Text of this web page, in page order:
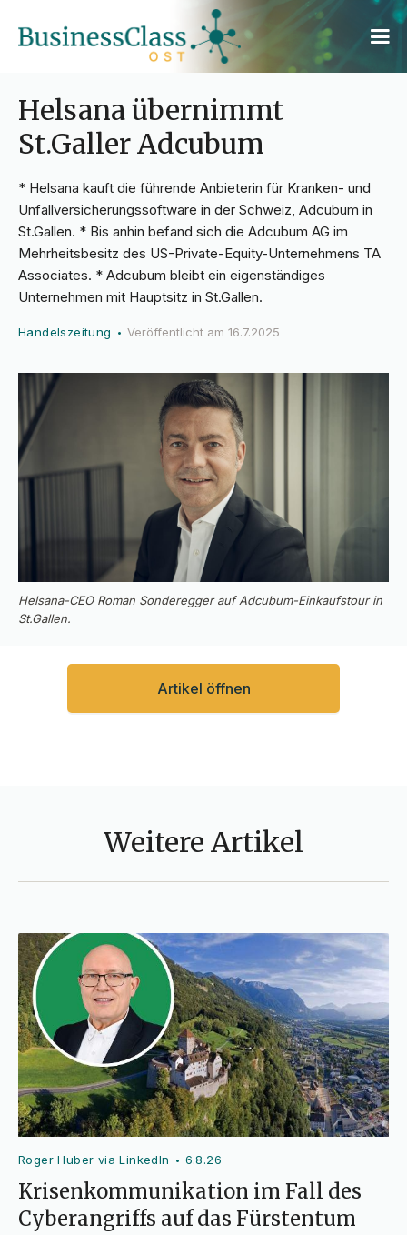
Helsana übernimmt
St.Galler Adcubum
* Helsana kauft die führende Anbieterin für Kranken- und
Unfallversicherungssoftware in der Schweiz, Adcubum in
St.Gallen. * Bis anhin befand sich die Adcubum AG im
Mehrheitsbesitz des US-Private-Equity-Unternehmens TA
Associates. * Adcubum bleibt ein eigenständiges
Unternehmen mit Hauptsitz in St.Gallen.
Handelszeitung • Veröffentlicht am 16.7.2025
Helsana-CEO Roman Sonderegger auf Adcubum-Einkaufstour in
St.Gallen.
Artikel öffnen
Weitere Artikel
Roger Huber via LinkedIn • 6.8.26
Krisenkommunikation im Fall des
Cyberangriffs auf das Fürstentum